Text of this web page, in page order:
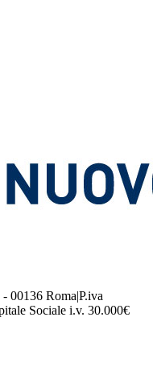
00136 Roma|P.iva
Sociale i.v. 30.000€